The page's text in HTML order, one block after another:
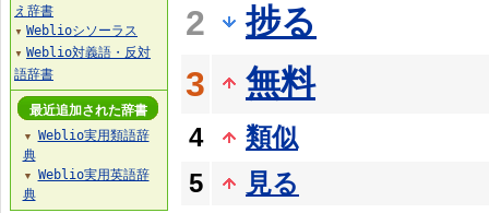
2
捗る
3
無料
4
類似
5
見る
え辞書
▼ Weblioシソーラス
▼ Weblio対義語・反対
語辞書
最近追加された辞書
▼
Weblio実用類語辞
典
▼
Weblio実用英語辞
典